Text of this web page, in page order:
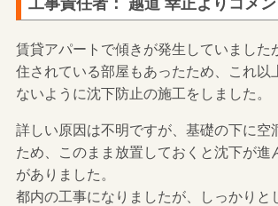
工事責任者： 越道 幸正よりコメン
賃貸アパートで傾きが発生していました
住されている部屋もあったため、これ以
ないように沈下防止の施工をしました。
詳しい原因は不明ですが、基礎の下に空
ため、このまま放置しておくと沈下が進
がありました。
都内の工事になりましたが、しっかりと